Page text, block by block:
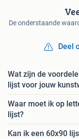
De onderstaande
Deel
Wat zijn de
lijst voor jouw
Waar moet ik op
lijst?
Kan ik een 60x90